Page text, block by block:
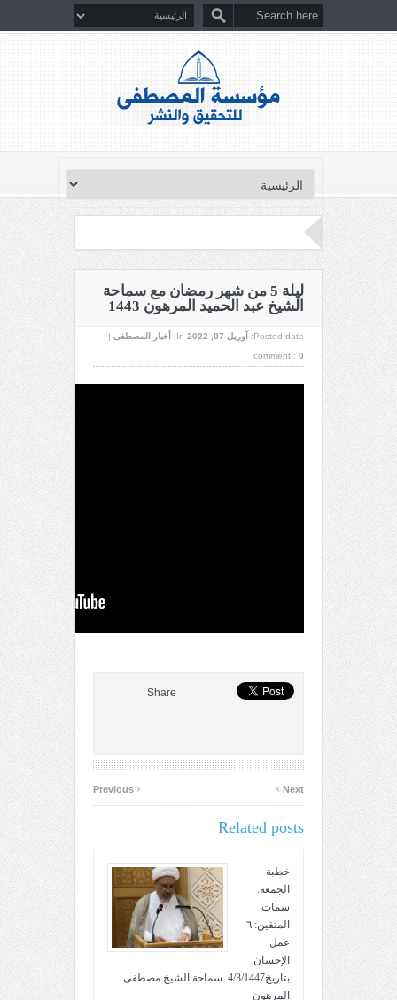
ليلة 5 من شهر رمضان مع سماحة
الشيخ عبد الحميد المرهون 1443
Posted date: آوریل 07, 2022 In: أخبار المصطفى |
comment : 0
Share
‹ Next
›
Related posts
خطبة
الجمعة:
سمات
المتقين: ٦-
عمل
الإحسان
بتاريخ4/3/1447. سماحة الشيخ مصطفى
المرهون